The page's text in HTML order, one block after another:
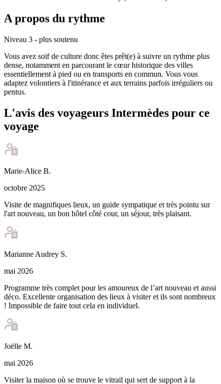
A propos du rythme
Niveau 3 - plus soutenu
Vous avez soif de culture donc êtes prêt(e) à suivre un rythme plus
dense, notamment en parcourant le cœur historique des villes
essentiellement à pied ou en transports en commun. Vous vous
adaptez volontiers à l'itinérance et aux terrains parfois irréguliers ou
pentus.
L'avis des voyageurs Intermèdes pour ce
voyage
Marie-Alice B.
octobre 2025
Visite de magnifiques lieux, un guide sympatique et très pointu sur
l'art nouveau, un bon hôtel côté cour, un séjour, très plaisant.
Marianne Audrey S.
mai 2026
Programme très complet pour les amoureux de l’art nouveau et aussi
déco. Excellente organisation des lieux à visiter et ils sont nombreux
! Impossible de faire tout cela en individuel.
Joëlle M.
mai 2026
Visiter la maison où se trouve le vitrail qui sert de support à la